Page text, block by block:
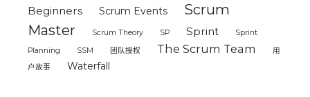
Beginners
Scrum Events
Scrum
Master
Scrum Theory SP Sprint
Sprint
Planning
SSM 团队授权 The Scrum Team
用
户故事
Waterfall